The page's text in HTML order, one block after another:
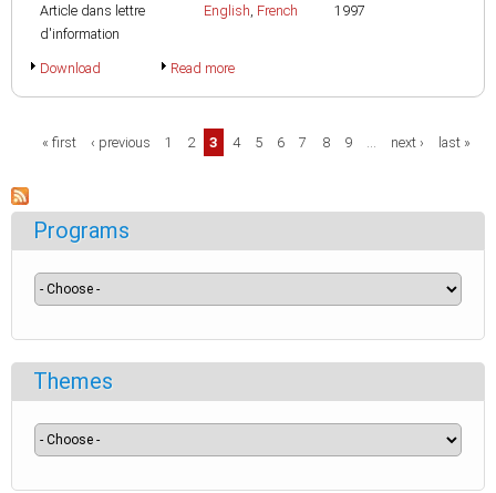
Article dans lettre
d'information
English, French
1997
Download Read more
Pages
« first ‹ previous 1 2 3 4 5 6 7 8 9 … next › last »
Programs
Themes